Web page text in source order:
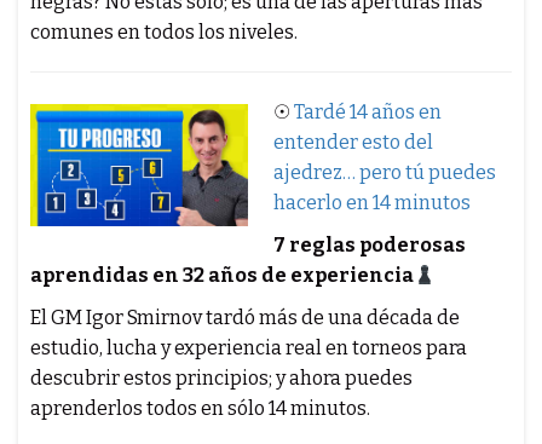
comunes en todos los niveles.
☉ Tardé 14 años en
entender esto del
ajedrez… pero tú puedes
hacerlo en 14 minutos
7 reglas poderosas
aprendidas en 32 años de experiencia
El GM Igor Smirnov tardó más de una década de
estudio, lucha y experiencia real en torneos para
descubrir estos principios; y ahora puedes
aprenderlos todos en sólo 14 minutos.